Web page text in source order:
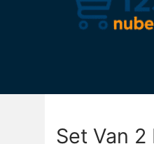
Set Van